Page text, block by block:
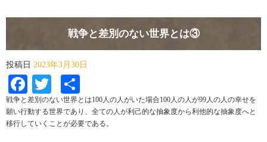
戦争と差別のない世界とは③
投稿日 2023年3月30日
Facebook
Twitter
有
戦争と差別のない世界とは100人の人がいた場合100人の人が99人の人の幸せを
願い行動する世界であり、全ての人が利己的な抽象度から利他的な抽象度へと
移行していくことが必要である。